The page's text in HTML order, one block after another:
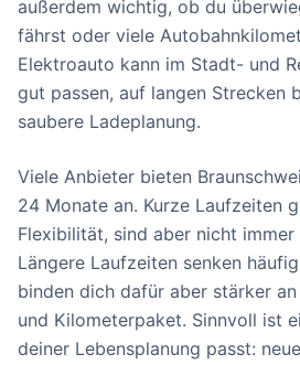
außerdem wichtig, ob du
fährst oder viele
Elektroauto kann im Stadt- und
gut passen, auf langen Strecken
saubere Ladeplanung.
Viele Anbieter bieten
24 Monate an. Kurze Laufzeiten
Flexibilität, sind aber nicht immer
Längere Laufzeiten senken
binden dich dafür aber stärker
und Kilometerpaket. Sinnvoll ist
deiner Lebensplanung passt: